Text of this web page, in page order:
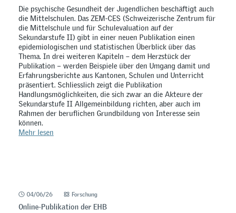
Die psychische Gesundheit der Jugendlichen beschäftigt auch
die Mittelschulen. Das ZEM-CES (Schweizerische Zentrum für
die Mittelschule und für Schulevaluation auf der
Sekundarstufe II) gibt in einer neuen Publikation einen
epidemiologischen und statistischen Überblick über das
Thema. In drei weiteren Kapiteln – dem Herzstück der
Publikation – werden Beispiele über den Umgang damit und
Erfahrungsberichte aus Kantonen, Schulen und Unterricht
präsentiert. Schliesslich zeigt die Publikation
Handlungsmöglichkeiten, die sich zwar an die Akteure der
Sekundarstufe II Allgemeinbildung richten, aber auch im
Rahmen der beruflichen Grundbildung von Interesse sein
können.
Mehr lesen
04/06/26 Forschung
Online-Publikation der EHB